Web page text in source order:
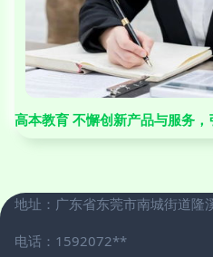
高本教育 不懈创新产品与服务
地址：广东省东莞市南城街道隆
电话：1592072**